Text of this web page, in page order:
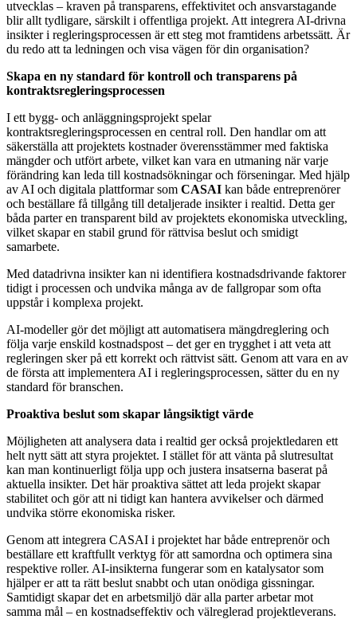
utvecklas – kraven på transparens, effektivitet och ansvarstagande
blir allt tydligare, särskilt i offentliga projekt. Att integrera AI-drivna
insikter i regleringsprocessen är ett steg mot framtidens arbetssätt. Är
du redo att ta ledningen och visa vägen för din organisation?
Skapa en ny standard för kontroll och transparens på
kontraktsregleringsprocessen
I ett bygg- och anläggningsprojekt spelar
kontraktsregleringsprocessen en central roll. Den handlar om att
säkerställa att projektets kostnader överensstämmer med faktiska
mängder och utfört arbete, vilket kan vara en utmaning när varje
förändring kan leda till kostnadsökningar och förseningar. Med hjälp
av AI och digitala plattformar som CASAI kan både entreprenörer
och beställare få tillgång till detaljerade insikter i realtid. Detta ger
båda parter en transparent bild av projektets ekonomiska utveckling,
vilket skapar en stabil grund för rättvisa beslut och smidigt
samarbete.
Med datadrivna insikter kan ni identifiera kostnadsdrivande faktorer
tidigt i processen och undvika många av de fallgropar som ofta
uppstår i komplexa projekt.
AI-modeller gör det möjligt att automatisera mängdreglering och
följa varje enskild kostnadspost – det ger en trygghet i att veta att
regleringen sker på ett korrekt och rättvist sätt. Genom att vara en av
de första att implementera AI i regleringsprocessen, sätter du en ny
standard för branschen.
Proaktiva beslut som skapar långsiktigt värde
Möjligheten att analysera data i realtid ger också projektledaren ett
helt nytt sätt att styra projektet. I stället för att vänta på slutresultat
kan man kontinuerligt följa upp och justera insatserna baserat på
aktuella insikter. Det här proaktiva sättet att leda projekt skapar
stabilitet och gör att ni tidigt kan hantera avvikelser och därmed
undvika större ekonomiska risker.
Genom att integrera CASAI i projektet har både entreprenör och
beställare ett kraftfullt verktyg för att samordna och optimera sina
respektive roller. AI-insikterna fungerar som en katalysator som
hjälper er att ta rätt beslut snabbt och utan onödiga gissningar.
Samtidigt skapar det en arbetsmiljö där alla parter arbetar mot
samma mål – en kostnadseffektiv och välreglerad projektleverans.